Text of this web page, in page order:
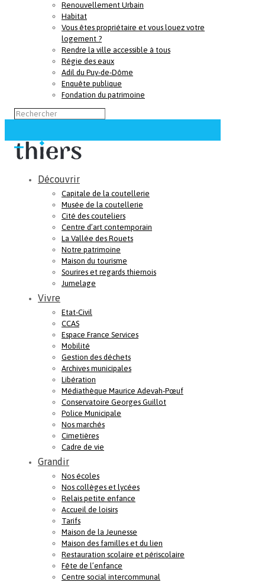
Renouvellement Urbain
Habitat
Vous êtes propriétaire et vous louez votre
logement ?
Rendre la ville accessible à tous
Régie des eaux
Adil du Puy-de-Dôme
Enquête publique
Fondation du patrimoine
Découvrir
Capitale de la coutellerie
Musée de la coutellerie
Cité des couteliers
Centre d’art contemporain
La Vallée des Rouets
Notre patrimoine
Maison du tourisme
Sourires et regards thiernois
Jumelage
Vivre
Etat-Civil
CCAS
Espace France Services
Mobilité
Gestion des déchets
Archives municipales
Libération
Médiathèque Maurice Adevah-Pœuf
Conservatoire Georges Guillot
Police Municipale
Nos marchés
Cimetières
Cadre de vie
Grandir
Nos écoles
Nos collèges et lycées
Relais petite enfance
Accueil de loisirs
Tarifs
Maison de la Jeunesse
Maison des familles et du lien
Restauration scolaire et périscolaire
Fête de l’enfance
Centre social intercommunal